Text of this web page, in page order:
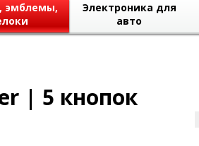
эмблемы,
Электроника для
авто
| 5 кнопок